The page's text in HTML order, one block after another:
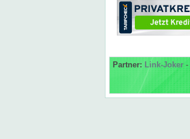
Partner: Link-Joker -